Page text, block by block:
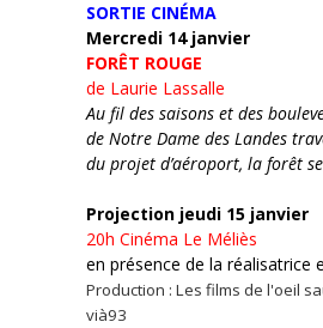
SORTIE CINÉMA
Mercredi 14 janvier
FORÊT ROUGE
de Laurie Lassalle
Au fil des saisons et des
de Notre Dame des Landes
du projet d’aéroport, la forêt
Projection jeudi 15 janvier
20h Cinéma Le Méliès
en présence de la réalisatrice
Production : Les films de l'oeil
vià93